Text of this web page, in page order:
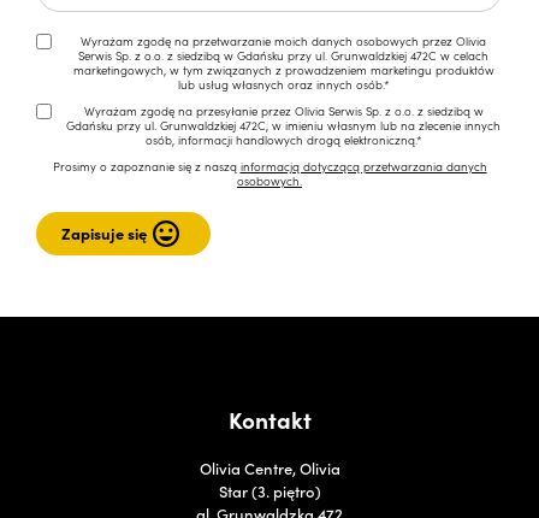
Wyrażam zgodę na przetwarzanie moich danych osobowych przez Olivia
Serwis Sp. z o.o. z siedzibą w Gdańsku przy ul. Grunwaldzkiej 472C w celach
marketingowych, w tym związanych z prowadzeniem marketingu produktów
lub usług własnych oraz innych osób.*
Wyrażam zgodę na przesyłanie przez Olivia Serwis Sp. z o.o. z siedzibą w
Gdańsku przy ul. Grunwaldzkiej 472C, w imieniu własnym lub na zlecenie innych
osób, informacji handlowych drogą elektroniczną.*
Prosimy o zapoznanie się z naszą informacją dotyczącą przetwarzania danych
osobowych.
Kontakt
Olivia Centre, Olivia
Star (3. piętro)
al. Grunwaldzka 472